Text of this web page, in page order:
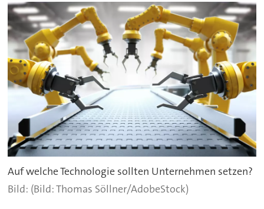
Auf welche Technologie sollten Unternehmen setzen?
(Bild: Thomas Söllner/AdobeStock)